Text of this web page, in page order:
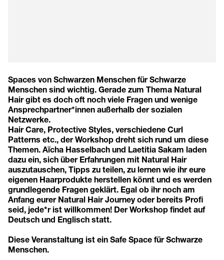
Spaces von Schwarzen Menschen für Schwarze
Menschen sind wichtig. Gerade zum Thema Natural
Hair gibt es doch oft noch viele Fragen und wenige
Ansprechpartner*innen außerhalb der sozialen
Netzwerke.
Hair Care, Protective Styles, verschiedene Curl
Patterns etc., der Workshop dreht sich rund um diese
Themen. Aïcha Hasselbach und Laetitia Sakam laden
dazu ein, sich über Erfahrungen mit Natural Hair
auszutauschen, Tipps zu teilen, zu lernen wie ihr eure
eigenen Haarprodukte herstellen könnt und es werden
grundlegende Fragen geklärt. Egal ob ihr noch am
Anfang eurer Natural Hair Journey oder bereits Profi
seid, jede*r ist willkommen! Der Workshop findet auf
Deutsch und Englisch statt.
Diese Veranstaltung ist ein Safe Space für Schwarze
Menschen.